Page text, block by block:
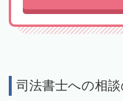
司法書士への相